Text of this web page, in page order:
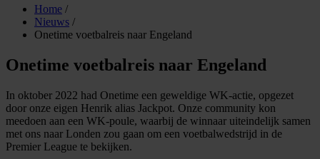
Home /
Nieuws /
Onetime voetbalreis naar Engeland
Onetime voetbalreis naar Engeland
In oktober 2022 had Onetime een geweldige WK-actie, opgezet
door onze eigen Henrik alias Jackpot. Onze community kon
meedoen aan een WK-poule, waarbij de winnaar uiteindelijk samen
met ons naar Londen zou gaan om een voetbalwedstrijd in de
Premier League te bekijken.